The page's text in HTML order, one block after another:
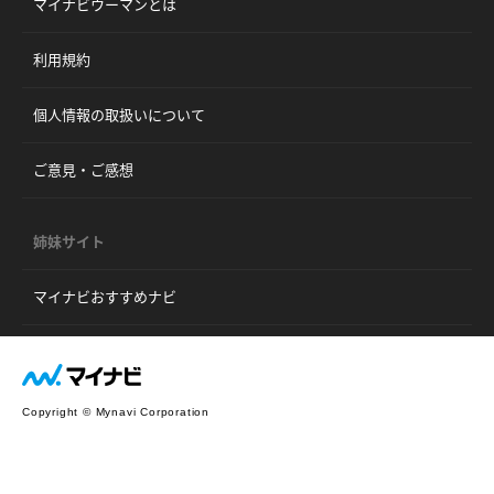
マイナビウーマンとは
利用規約
個人情報の取扱いについて
ご意見・ご感想
姉妹サイト
マイナビおすすめナビ
Copyright © Mynavi Corporation